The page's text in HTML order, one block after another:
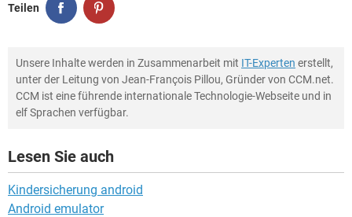
Teilen
Unsere Inhalte werden in Zusammenarbeit mit IT-Experten erstellt,
unter der Leitung von Jean-François Pillou, Gründer von CCM.net.
CCM ist eine führende internationale Technologie-Webseite und in
elf Sprachen verfügbar.
Lesen Sie auch
Kindersicherung android
Android emulator